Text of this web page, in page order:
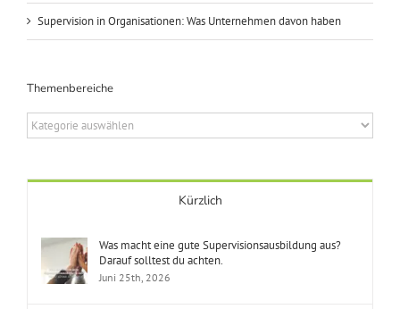
Supervision in Organisationen: Was Unternehmen davon haben
Themenbereiche
Themenbereiche
Kürzlich
Was macht eine gute Supervisionsausbildung aus?
Darauf solltest du achten.
Juni 25th, 2026